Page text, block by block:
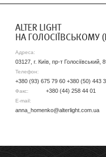
ALTER LIGHT
НА ГОЛОСІЇВСЬКОМУ
Адреса:
03127, г. Київ, пр-т Голосіївський,
Телефон:
+380 (93) 675 79 60 +380 (50) 443
Факс: +380 (44) 258 44 01
E-mail:
anna_homenko@alterlight.com.ua